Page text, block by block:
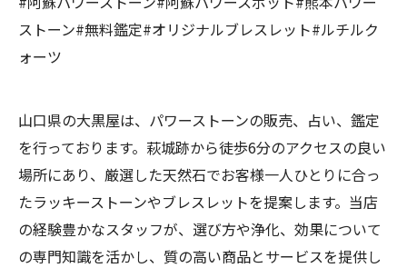
ストーン#無料鑑定#オリジナルブレスレット#ルチルク
ォーツ
山口県の大黒屋は、パワーストーンの販売、占い、鑑定
を行っております。萩城跡から徒歩6分のアクセスの良い
場所にあり、厳選した天然石でお客様一人ひとりに合っ
たラッキーストーンやブレスレットを提案します。当店
の経験豊かなスタッフが、選び方や浄化、効果について
の専門知識を活かし、質の高い商品とサービスを提供し